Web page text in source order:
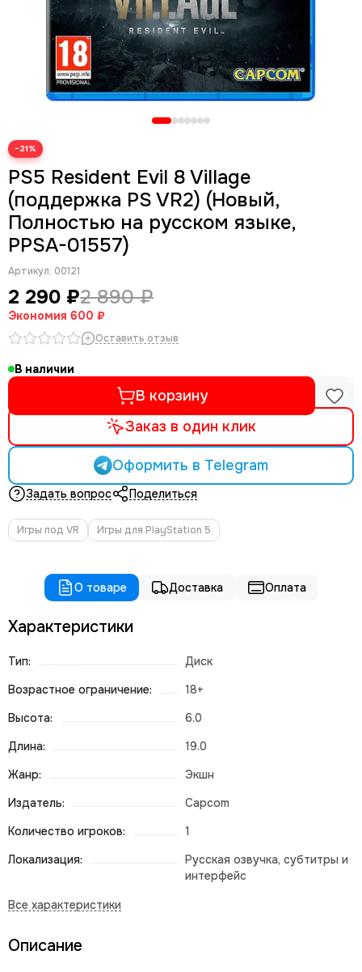
−21%
PS5 Resident Evil 8 Village
(поддержка PS VR2) (Новый,
Полностью на русском языке,
PPSA-01557)
Артикул: 00121
2 290 ₽2 890 ₽
Экономия 600 ₽
Оставить отзыв
В наличии
В корзину
Заказ в один клик
Оформить в Telegram
Задать вопрос Поделиться
Игры под VR Игры для PlayStation 5
О товаре Доставка Оплата
Характеристики
Тип:
Диск
Возрастное ограничение:
18+
Высота:
6.0
Длина:
19.0
Жанр:
Экшн
Издатель:
Capcom
Количество игроков:
1
Локализация:
Русская озвучка, субтитры и
интерфейс
Описание